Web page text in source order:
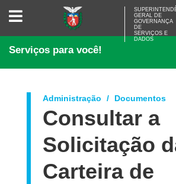
SUPERINTENDÊNCIA-
<BR>GOVERNANÇA
SERVIÇOS
DADOS
GERAL DE
GOVERNANÇA
DE
SERVIÇOS E
DADOS
Serviços para você!
Administração Documentos
Consultar a
Solicitação
Carteira de